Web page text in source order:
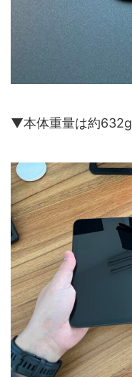
▼本体重量は約632g